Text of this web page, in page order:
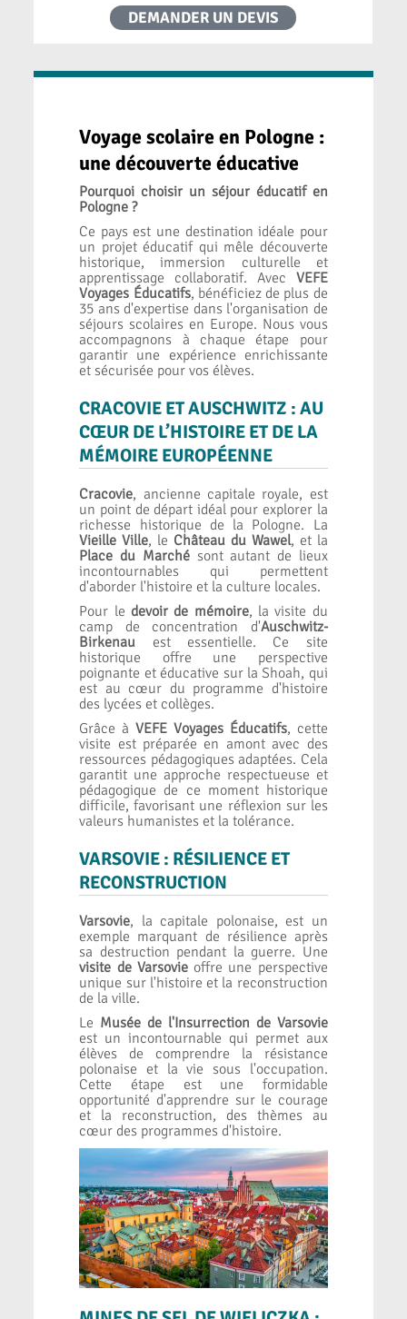
DEMANDER UN DEVIS
Voyage scolaire en Pologne :
une découverte éducative
Pourquoi choisir un séjour éducatif en
Pologne ?
Ce pays est une destination idéale pour
un projet éducatif qui mêle découverte
historique, immersion culturelle et
apprentissage collaboratif. Avec VEFE
Voyages Éducatifs, bénéficiez de plus de
35 ans d'expertise dans l'organisation de
séjours scolaires en Europe. Nous vous
accompagnons à chaque étape pour
garantir une expérience enrichissante
et sécurisée pour vos élèves.
CRACOVIE ET AUSCHWITZ : AU
CŒUR DE L’HISTOIRE ET DE LA
MÉMOIRE EUROPÉENNE
Cracovie, ancienne capitale royale, est
un point de départ idéal pour explorer la
richesse historique de la Pologne. La
Vieille Ville, le Château du Wawel, et la
Place du Marchésont autant de lieux
incontournables qui permettent
d'aborder l'histoire et la culture locales.
Pour le devoir de mémoire, la visite du
camp de concentration d'Auschwitz-
Birkenau est essentielle. Ce site
historique offre une perspective
poignante et éducative sur la Shoah, qui
est au cœur du programme d'histoire
des lycées et collèges.
Grâce àVEFE Voyages Éducatifs, cette
visite est préparée en amont avec des
ressources pédagogiques adaptées. Cela
garantit une approche respectueuse et
pédagogique de ce moment historique
difficile, favorisant une réflexion sur les
valeurs humanistes et la tolérance.
VARSOVIE : RÉSILIENCE ET
RECONSTRUCTION
Varsovie, la capitale polonaise, est un
exemple marquant de résilience après
sa destruction pendant la guerre. Une
visite de Varsovieoffre une perspective
unique sur l'histoire et la reconstruction
de la ville.
Le Musée de l'Insurrection de Varsovie
est un incontournable qui permet aux
élèves de comprendre la résistance
polonaise et la vie sous l'occupation.
Cette étape est une formidable
opportunité d'apprendre sur le courage
et la reconstruction, des thèmes au
cœur des programmes d'histoire.